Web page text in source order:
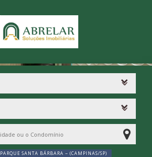
PARQUE SANTA BÁRBARA ~ (CAMPINAS/SP)